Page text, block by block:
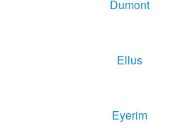
Dumont
Ellus
Eyerim